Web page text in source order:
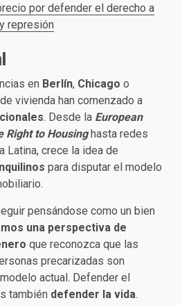
por defender el derecho a
represión
en Berlín, Chicago o
vivienda han comenzado a
. Desde la European
Right to Housinghasta redes
Latina, crece la idea de
para disputar el modelo
pensándose como un bien
una perspectiva de
que reconozca que las
precarizadas son
actual. Defender el
también defender la vida.